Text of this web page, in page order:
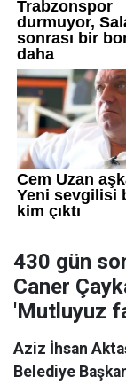
430 gün
Caner
'Mutluyuz
Aziz İhsan
Belediye